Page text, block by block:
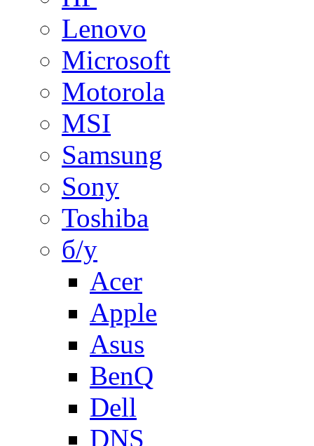
Lenovo
Microsoft
Motorola
MSI
Samsung
Sony
Toshiba
б/у
Acer
Apple
Asus
BenQ
Dell
DNS